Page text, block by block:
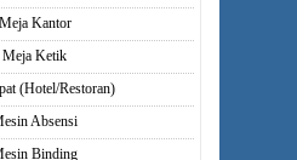
Meja Kantor
Meja Ketik
(Hotel/Restoran)
Absensi
Binding